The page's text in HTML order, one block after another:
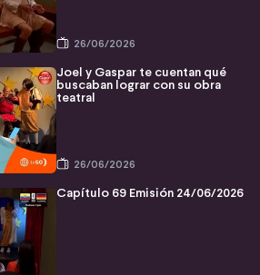
26/06/2026
Joel y Gaspar te cuentan qué
buscaban lograr con su obra
teatral
26/06/2026
Capítulo 69 Emisión 24/06/2026